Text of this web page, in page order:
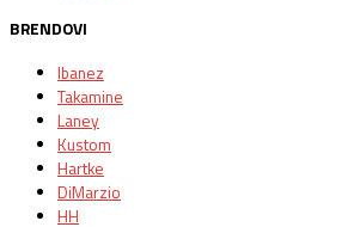
BRENDOVI
Ibanez
Takamine
Laney
Kustom
Hartke
DiMarzio
HH